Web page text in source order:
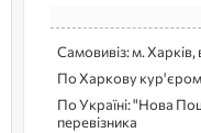
Самовивіз: м. Харків,
По Харкову
По Україні: "Нова
перевізника